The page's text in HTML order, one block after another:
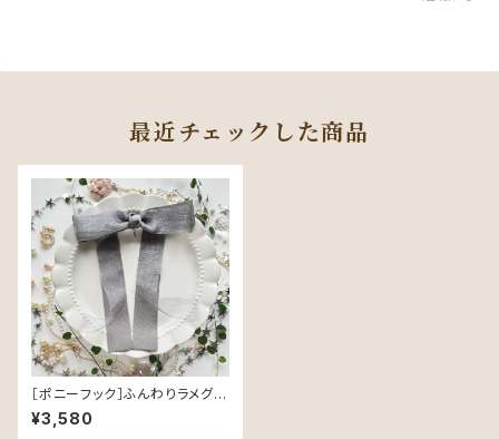
最近チェックした商品
［ポニーフック］ふんわりラメグロ
グラン／Gray（グレー）｜品よく
きらめく可憐なヘアリボン
¥3,580